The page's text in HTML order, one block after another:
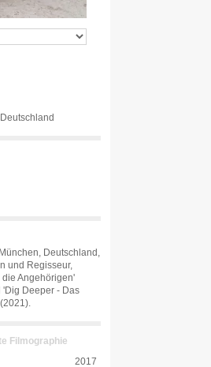
Deutschland,
und Regisseur,
die Angehörigen'
'Dig Deeper - Das
Filmographie
2017